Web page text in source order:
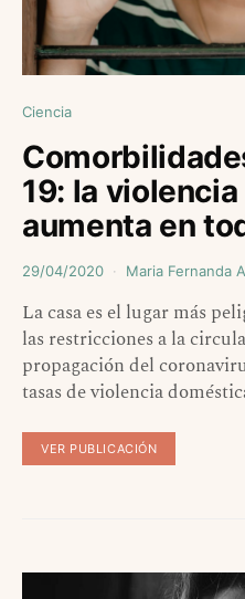
Ciencia
19: la
aumenta en
29/04/2020 Maria Fernanda
La casa es el lugar más
las restricciones a la
propagación del
tasas de violencia
VER PUBLICACIÓN